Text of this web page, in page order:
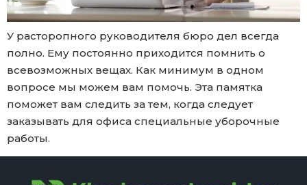
У расторопного руководителя бюро дел всегда
полно. Ему постоянно приходится помнить о
всевозможных вещах. Как минимум в одном
вопросе мы можем вам помочь. Эта памятка
поможет вам следить за тем, когда следует
заказывать для офиса специальные уборочные
работы.